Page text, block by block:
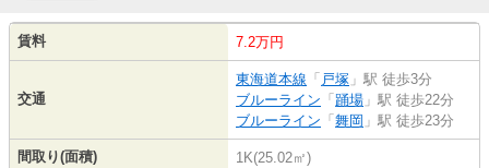
賃料 7.2万円
交通
東海道本線 「 戸塚 」駅 徒歩3分
ブルーライン 「 踊場 」駅 徒歩22分
ブルーライン 「 舞岡 」駅 徒歩23分
間取り(面積) 1K(25.02㎡)